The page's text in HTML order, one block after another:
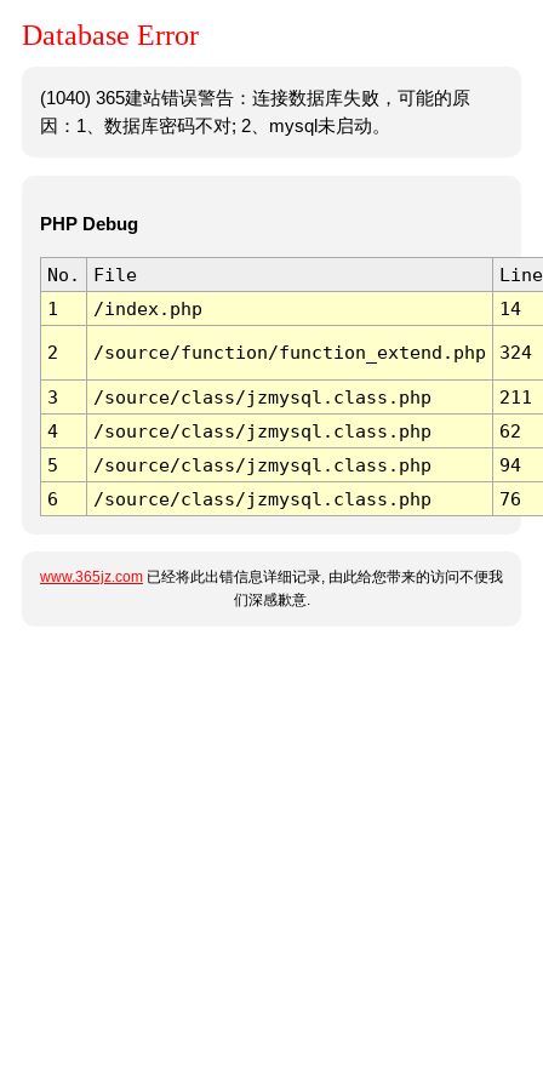
Database Error
(1040) 365建站错误警告：连接数据库失败，可能的原
因：1、数据库密码不对; 2、mysql未启动。
PHP Debug
No. File
Line
1
/index.php 14
2 /source/function/function_extend.php 324
3 /source/class/jzmysql.class.php
211
4
/source/class/jzmysql.class.php
62
5
/source/class/jzmysql.class.php
94
6
/source/class/jzmysql.class.php 76
www.365jz.com 已经将此出错信息详细记录, 由此给您带来的访问不便我
们深感歉意.